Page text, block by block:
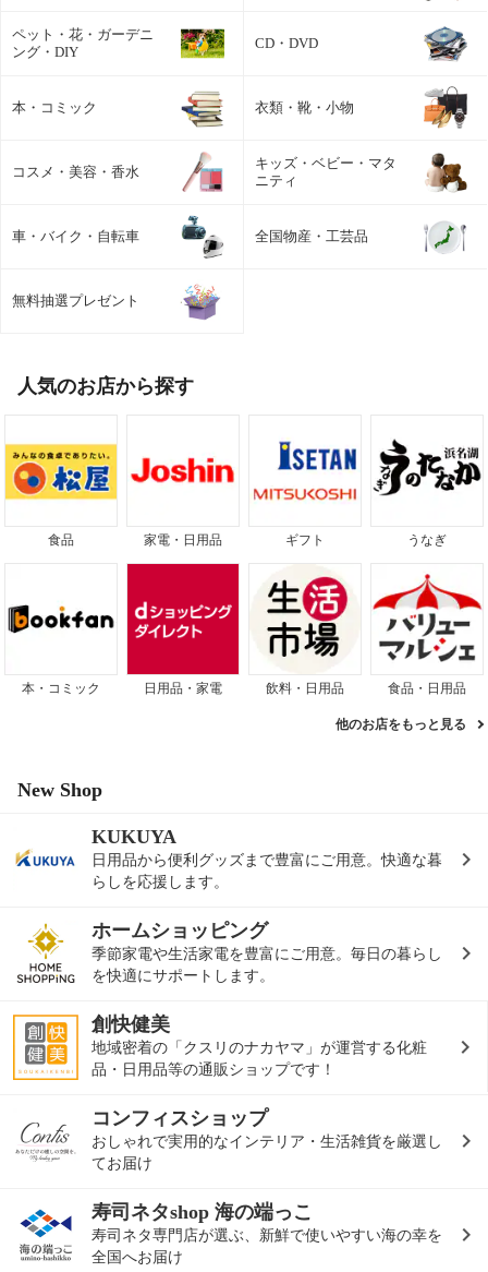
ペット・花・ガーデニ
ング・DIY
CD・DVD
本・コミック 衣類・靴・小物
コスメ・美容・香水
キッズ・ベビー・マタ
ニティ
車・バイク・自転車 全国物産・工芸品
無料抽選プレゼント
人気のお店から探す
食品 家電・日用品 ギフト うなぎ
本・コミック 日用品・家電 飲料・日用品 食品・日用品
他のお店をもっと見る
New Shop
KUKUYA
日用品から便利グッズまで豊富にご用意。快適な暮
らしを応援します。
ホームショッピング
季節家電や生活家電を豊富にご用意。毎日の暮らし
を快適にサポートします。
創快健美
地域密着の「クスリのナカヤマ」が運営する化粧
品・日用品等の通販ショップです！
コンフィスショップ
おしゃれで実用的なインテリア・生活雑貨を厳選し
てお届け
寿司ネタshop 海の端っこ
寿司ネタ専門店が選ぶ、新鮮で使いやすい海の幸を
全国へお届け